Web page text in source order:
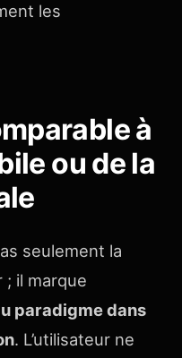
les
à
ou de la
seulement la
; il marque
paradigme dans
. L’utilisateur ne